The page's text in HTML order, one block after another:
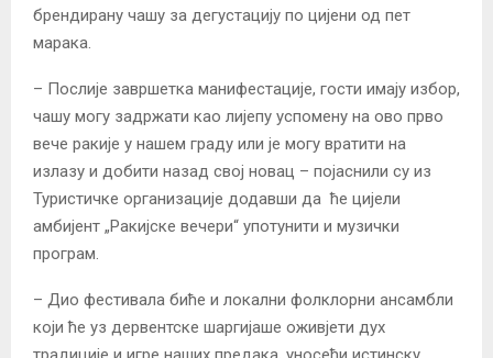
брендирану чашу за дегустацију по цијени од пет
марака.
– Послије завршетка манифестације, гости имају избор,
чашу могу задржати као лијепу успомену на ово прво
вече ракије у нашем граду или је могу вратити на
излазу и добити назад свој новац – појаснили су из
Туристичке организације додавши да ће цијели
амбијент „Ракијске вечери“ употунити и музички
програм.
– Дио фестивала биће и локални фолклорни ансамбли
који ће уз дервентске шаргијаше оживјети дух